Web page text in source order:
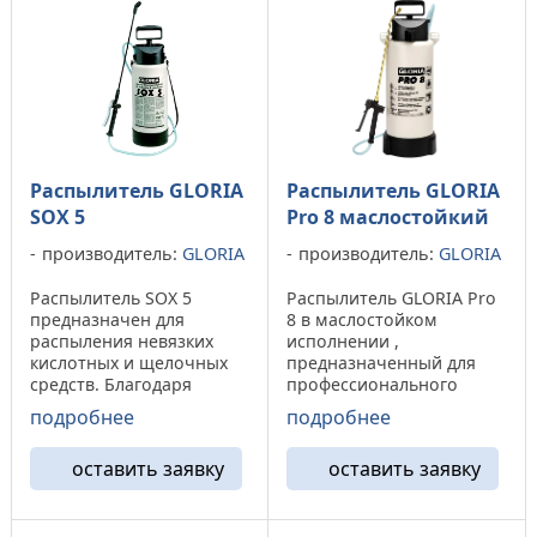
Распылитель GLORIA
SOX 5
производитель: GLORIA
Распылитель SOX 5
предназначен для
распыления невязких
кислотных и щелочных
средств. Благодаря
устойчивости
материалов компонентов
распылителя SOX 5 к
кислотам обеспечивается
широта применения
данного аппарата в
подробнее
оставить заявку
Распылитель GLORIA
Pro 8 маслостойкий
производитель: GLORIA
Распылитель GLORIA Pro
8 в маслостойком
исполнении ,
предназначенный для
профессионального
применения в
строительстве,
промышленности и в
быту. Распылители
данной модели снабжены
ёмкостью 8 литров,
подробнее
оставить заявку